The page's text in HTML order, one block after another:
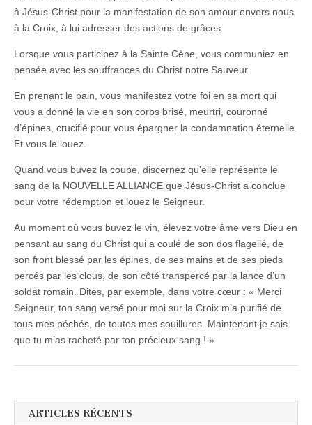
à Jésus-Christ pour la manifestation de son amour envers nous
à la Croix, à lui adresser des actions de grâces.
Lorsque vous participez à la Sainte Cène, vous communiez en
pensée avec les souffrances du Christ notre Sauveur.
En prenant le pain, vous manifestez votre foi en sa mort qui
vous a donné la vie en son corps brisé, meurtri, couronné
d’épines, crucifié pour vous épargner la condamnation éternelle.
Et vous le louez.
Quand vous buvez la coupe, discernez qu’elle représente le
sang de la NOUVELLE ALLIANCE que Jésus-Christ a conclue
pour votre rédemption et louez le Seigneur.
Au moment où vous buvez le vin, élevez votre âme vers Dieu en
pensant au sang du Christ qui a coulé de son dos flagellé, de
son front blessé par les épines, de ses mains et de ses pieds
percés par les clous, de son côté transpercé par la lance d’un
soldat romain. Dites, par exemple, dans votre cœur : « Merci
Seigneur, ton sang versé pour moi sur la Croix m’a purifié de
tous mes péchés, de toutes mes souillures. Maintenant je sais
que tu m’as racheté par ton précieux sang ! »
ARTICLES RÉCENTS